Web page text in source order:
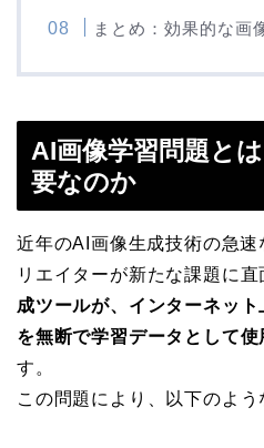
まとめ：効果的な画
AI画像学習問題と
要なのか
近年のAI画像生成技術の急
リエイターが新たな課題に直
成ツールが、インターネッ
を無断で学習データとして使
す。
この問題により、以下のよう